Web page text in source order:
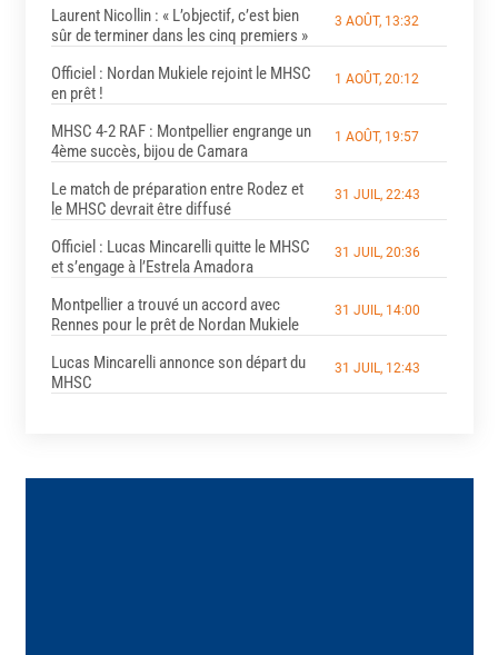
Laurent Nicollin : « L’objectif, c’est bien
sûr de terminer dans les cinq premiers »
3 AOÛT, 13:32
Officiel : Nordan Mukiele rejoint le MHSC
en prêt !
1 AOÛT, 20:12
MHSC 4-2 RAF : Montpellier engrange un
4ème succès, bijou de Camara
1 AOÛT, 19:57
Le match de préparation entre Rodez et
le MHSC devrait être diffusé
31 JUIL, 22:43
Officiel : Lucas Mincarelli quitte le MHSC
et s’engage à l’Estrela Amadora
31 JUIL, 20:36
Montpellier a trouvé un accord avec
Rennes pour le prêt de Nordan Mukiele
31 JUIL, 14:00
Lucas Mincarelli annonce son départ du
MHSC
31 JUIL, 12:43